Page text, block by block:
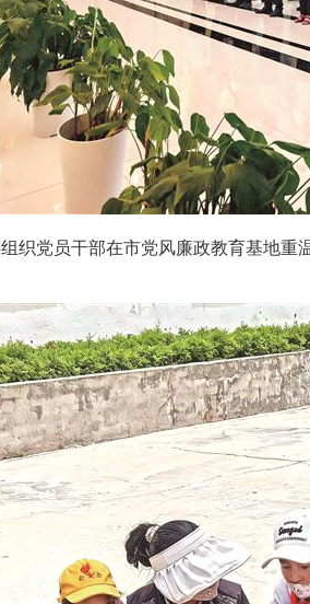
党员干部在市党风廉政教育基地重